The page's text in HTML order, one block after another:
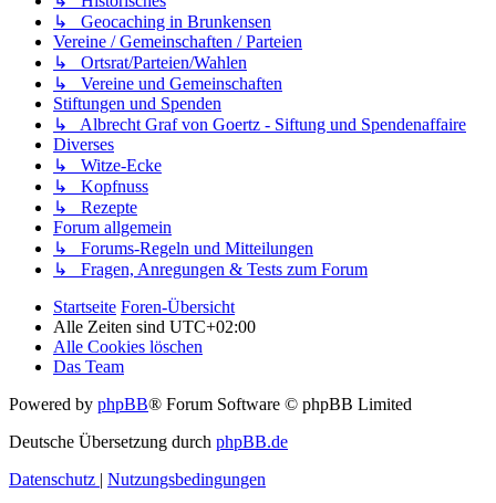
↳ Geocaching in Brunkensen
Vereine / Gemeinschaften / Parteien
↳ Ortsrat/Parteien/Wahlen
↳ Vereine und Gemeinschaften
Stiftungen und Spenden
↳ Albrecht Graf von Goertz - Siftung und Spendenaffaire
Diverses
↳ Witze-Ecke
↳ Kopfnuss
↳ Rezepte
Forum allgemein
↳ Forums-Regeln und Mitteilungen
↳ Fragen, Anregungen & Tests zum Forum
Startseite Foren-Übersicht
Alle Zeiten sind UTC+02:00
Alle Cookies löschen
Das Team
Powered by phpBB® Forum Software © phpBB Limited
Deutsche Übersetzung durch phpBB.de
Datenschutz | Nutzungsbedingungen